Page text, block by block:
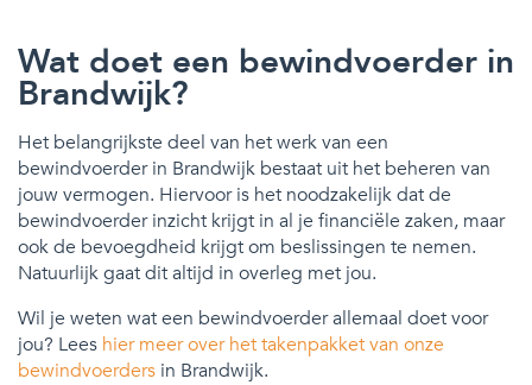
Wat doet een bewindvoerder in
Brandwijk?
Het belangrijkste deel van het werk van een
bewindvoerder in Brandwijk bestaat uit het beheren van
jouw vermogen. Hiervoor is het noodzakelijk dat de
bewindvoerder inzicht krijgt in al je financiële zaken, maar
ook de bevoegdheid krijgt om beslissingen te nemen.
Natuurlijk gaat dit altijd in overleg met jou.
Wil je weten wat een bewindvoerder allemaal doet voor
jou? Lees hier meer over het takenpakket van onze
bewindvoerders in Brandwijk.